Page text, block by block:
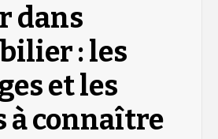
dans
: les
et les
à connaître